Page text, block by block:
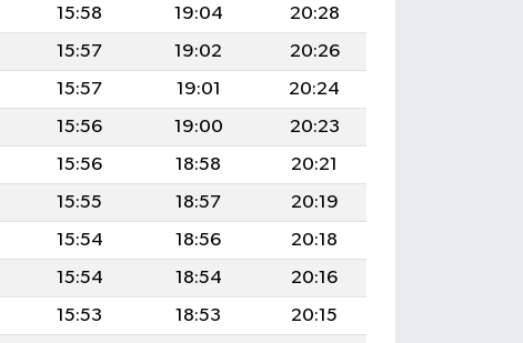
15:58 19:04
20:28
15:57 19:02
20:26
15:57 19:01
20:24
15:56 19:00
20:23
15:56 18:58
20:21
15:55 18:57
20:19
15:54 18:56
20:18
15:54 18:54
20:16
15:53 18:53
20:15